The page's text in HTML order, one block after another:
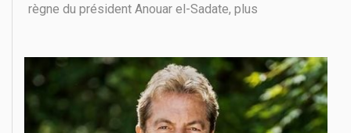
règne du président Anouar el-Sadate, plus
une virulence croissante dans des activités
d’opposition